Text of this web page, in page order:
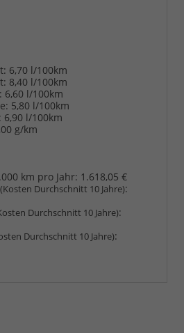
6,70 l/100km
8,40 l/100km
6,60 l/100km
5,80 l/100km
6,90 l/100km
g/km
km pro Jahr: 1.618,05 €
(Kosten Durchschnitt 10 Jahre):
Durchschnitt 10 Jahre):
Durchschnitt 10 Jahre):